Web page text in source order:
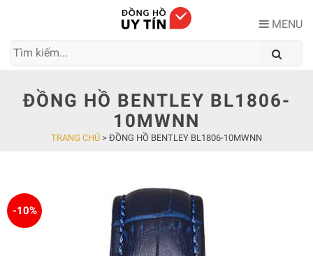
MENU
ĐỒNG HỒ BENTLEY BL1806-
10MWNN
TRANG CHỦ > ĐỒNG HỒ BENTLEY BL1806-10MWNN
-10%